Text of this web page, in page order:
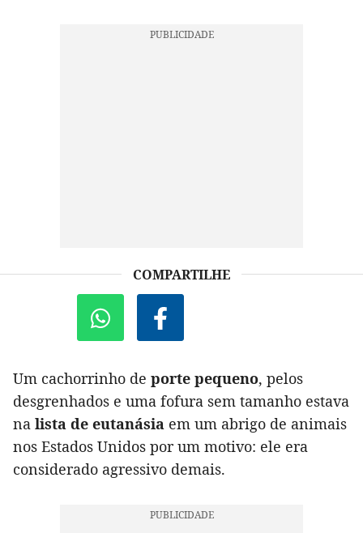
COMPARTILHE
Um cachorrinho de porte pequeno, pelos
desgrenhados e uma fofura sem tamanho estava
na lista de eutanásia em um abrigo de animais
nos Estados Unidos por um motivo: ele era
considerado agressivo demais.